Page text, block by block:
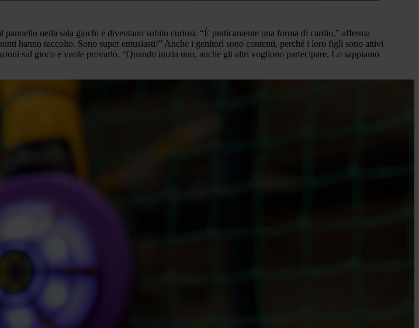
nella sala giochi e diventano subito curiosi. “È praticamente una forma di cardio,” afferma
hanno raccolto. Sono super entusiasti!” Anche i genitori sono contenti, perché i loro figli sono attivi
sul gioco e vuole provarlo. “Quando inizia uno, anche gli altri vogliono partecipare. Lo sappiamo